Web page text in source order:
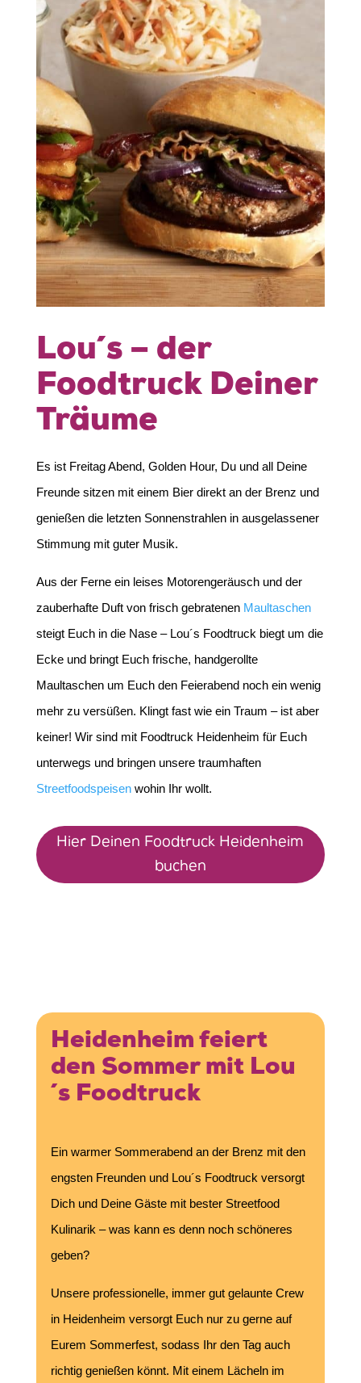
Lou´s – der
Foodtruck Deiner
Träume
Es ist Freitag Abend, Golden Hour, Du und all Deine
Freunde sitzen mit einem Bier direkt an der Brenz und
genießen die letzten Sonnenstrahlen in ausgelassener
Stimmung mit guter Musik.
Aus der Ferne ein leises Motorengeräusch und der
zauberhafte Duft von frisch gebratenen Maultaschen
steigt Euch in die Nase – Lou´s Foodtruck biegt um die
Ecke und bringt Euch frische, handgerollte
Maultaschen um Euch den Feierabend noch ein wenig
mehr zu versüßen. Klingt fast wie ein Traum – ist aber
keiner! Wir sind mit Foodtruck Heidenheim für Euch
unterwegs und bringen unsere traumhaften
Streetfoodspeisenwohin Ihr wollt.
Hier Deinen Foodtruck Heidenheim
buchen
Heidenheim feiert
den Sommer mit Lou
´s Foodtruck
Ein warmer Sommerabend an der Brenz mit den
engsten Freunden und Lou´s Foodtruck versorgt
Dich und Deine Gäste mit bester Streetfood
Kulinarik – was kann es denn noch schöneres
geben?
Unsere professionelle, immer gut gelaunte Crew
in Heidenheim versorgt Euch nur zu gerne auf
Eurem Sommerfest, sodass Ihr den Tag auch
richtig genießen könnt. Mit einem Lächeln im